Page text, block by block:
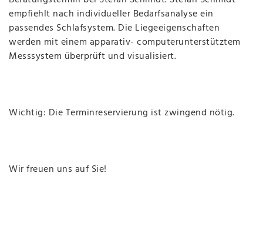
empfiehlt nach individueller Bedarfsanalyse ein
passendes Schlafsystem. Die Liegeeigenschaften
werden mit einem apparativ- computerunterstütztem
Messsystem überprüft und visualisiert.
Wichtig: Die Terminreservierung ist zwingend nötig.
Wir freuen uns auf Sie!